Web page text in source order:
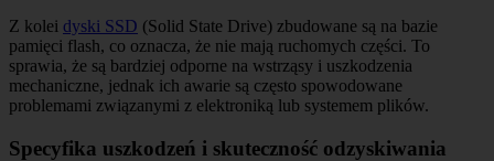
Z kolei dyski SSD (Solid State Drive) zbudowane są na bazie
pamięci flash, co oznacza, że nie mają ruchomych części. To
sprawia, że są bardziej odporne na wstrząsy i uszkodzenia
mechaniczne, jednak ich awarie są często spowodowane
problemami związanymi z elektroniką lub systemem plików.
Specyfika uszkodzeń i skuteczność odzyskiwania